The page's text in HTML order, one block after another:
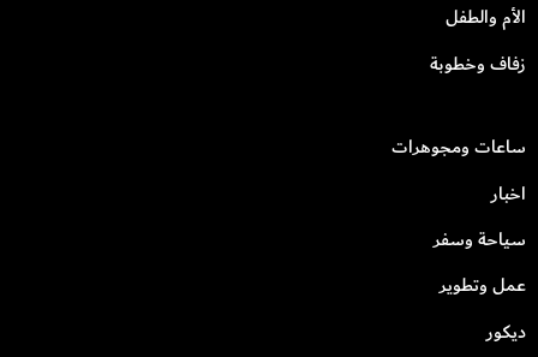
الأم والطفل
زفاف وخطوبة
ساعات ومجوهرات
اخبار
سياحة وسفر
عمل وتطوير
ديكور